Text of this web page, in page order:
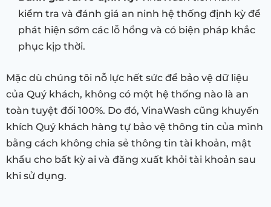
kiểm tra và đánh giá an ninh hệ thống định kỳ để
phát hiện sớm các lỗ hổng và có biện pháp khắc
phục kịp thời.
Mặc dù chúng tôi nỗ lực hết sức để bảo vệ dữ liệu
của Quý khách, không có một hệ thống nào là an
toàn tuyệt đối 100%. Do đó, VinaWash cũng khuyến
khích Quý khách hàng tự bảo vệ thông tin của mình
bằng cách không chia sẻ thông tin tài khoản, mật
khẩu cho bất kỳ ai và đăng xuất khỏi tài khoản sau
khi sử dụng.